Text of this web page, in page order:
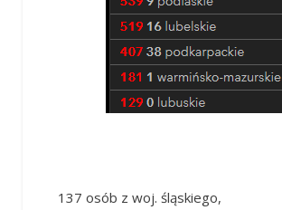
137 osób z woj. śląskiego,